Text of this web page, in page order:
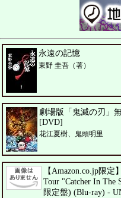
永遠の記憶
東野 圭吾（著）
劇場版「鬼滅の刃」
[DVD]
花江夏樹、鬼頭明里
【Amazon.co.jp限
Tour "Catcher In The
限定盤) (Blu-ray) -